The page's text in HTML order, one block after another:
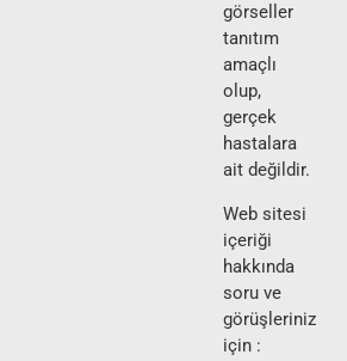
görseller
tanıtım
amaçlı
olup,
gerçek
hastalara
ait değildir.
Web sitesi
içeriği
hakkında
soru ve
görüşleriniz
için :